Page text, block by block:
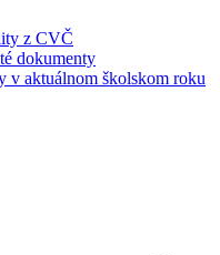
z CVČ
dokumenty
v aktuálnom školskom roku